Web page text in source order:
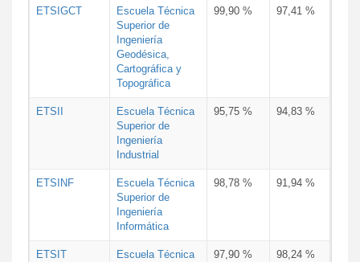
ETSIGCT
Escuela Técnica
Superior de
Ingeniería
Geodésica,
Cartográfica y
Topográfica
99,90 % 97,41 %
ETSII
Escuela Técnica
Superior de
Ingeniería
Industrial
95,75 % 94,83 %
ETSINF
Escuela Técnica
Superior de
Ingeniería
Informática
98,78 % 91,94 %
ETSIT
Escuela Técnica
97,90 % 98,24 %